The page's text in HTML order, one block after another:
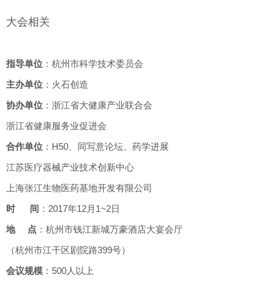
大会相关
指导单位 ：杭州市科学技术委员会
主办单位 ：火石创造
协办单位 ：浙江省大健康产业联合会
浙江省健康服务业促进会
合作单位 ：H50、同写意论坛、药学进展
江苏医疗器械产业技术创新中心
上海张江生物医药基地开发有限公司
时 间 ：2017年12月1~2日
地 点 ：杭州市钱江新城万豪酒店大宴会厅
（杭州市江干区剧院路399号）
会议规模 ：500人以上